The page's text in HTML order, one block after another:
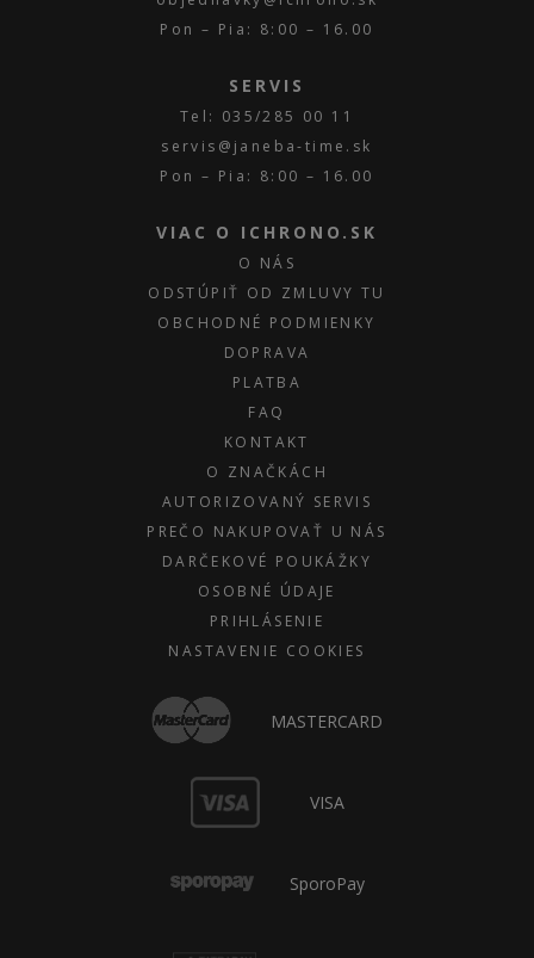
Pon – Pia: 8:00 – 16.00
SERVIS
Tel: 035/285 00 11
servis@janeba-time.sk
Pon – Pia: 8:00 – 16.00
VIAC O ICHRONO.SK
O NÁS
ODSTÚPIŤ OD ZMLUVY TU
OBCHODNÉ PODMIENKY
DOPRAVA
PLATBA
FAQ
KONTAKT
O ZNAČKÁCH
AUTORIZOVANÝ SERVIS
PREČO NAKUPOVAŤ U NÁS
DARČEKOVÉ POUKÁŽKY
OSOBNÉ ÚDAJE
PRIHLÁSENIE
NASTAVENIE COOKIES
MASTERCARD
VISA
SporoPay